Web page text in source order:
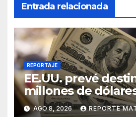
Entrada relacionada
REPORTAJE
EE.UU. prevé
millones de
Colombia para un
AGO 8, 2026 REPORTE